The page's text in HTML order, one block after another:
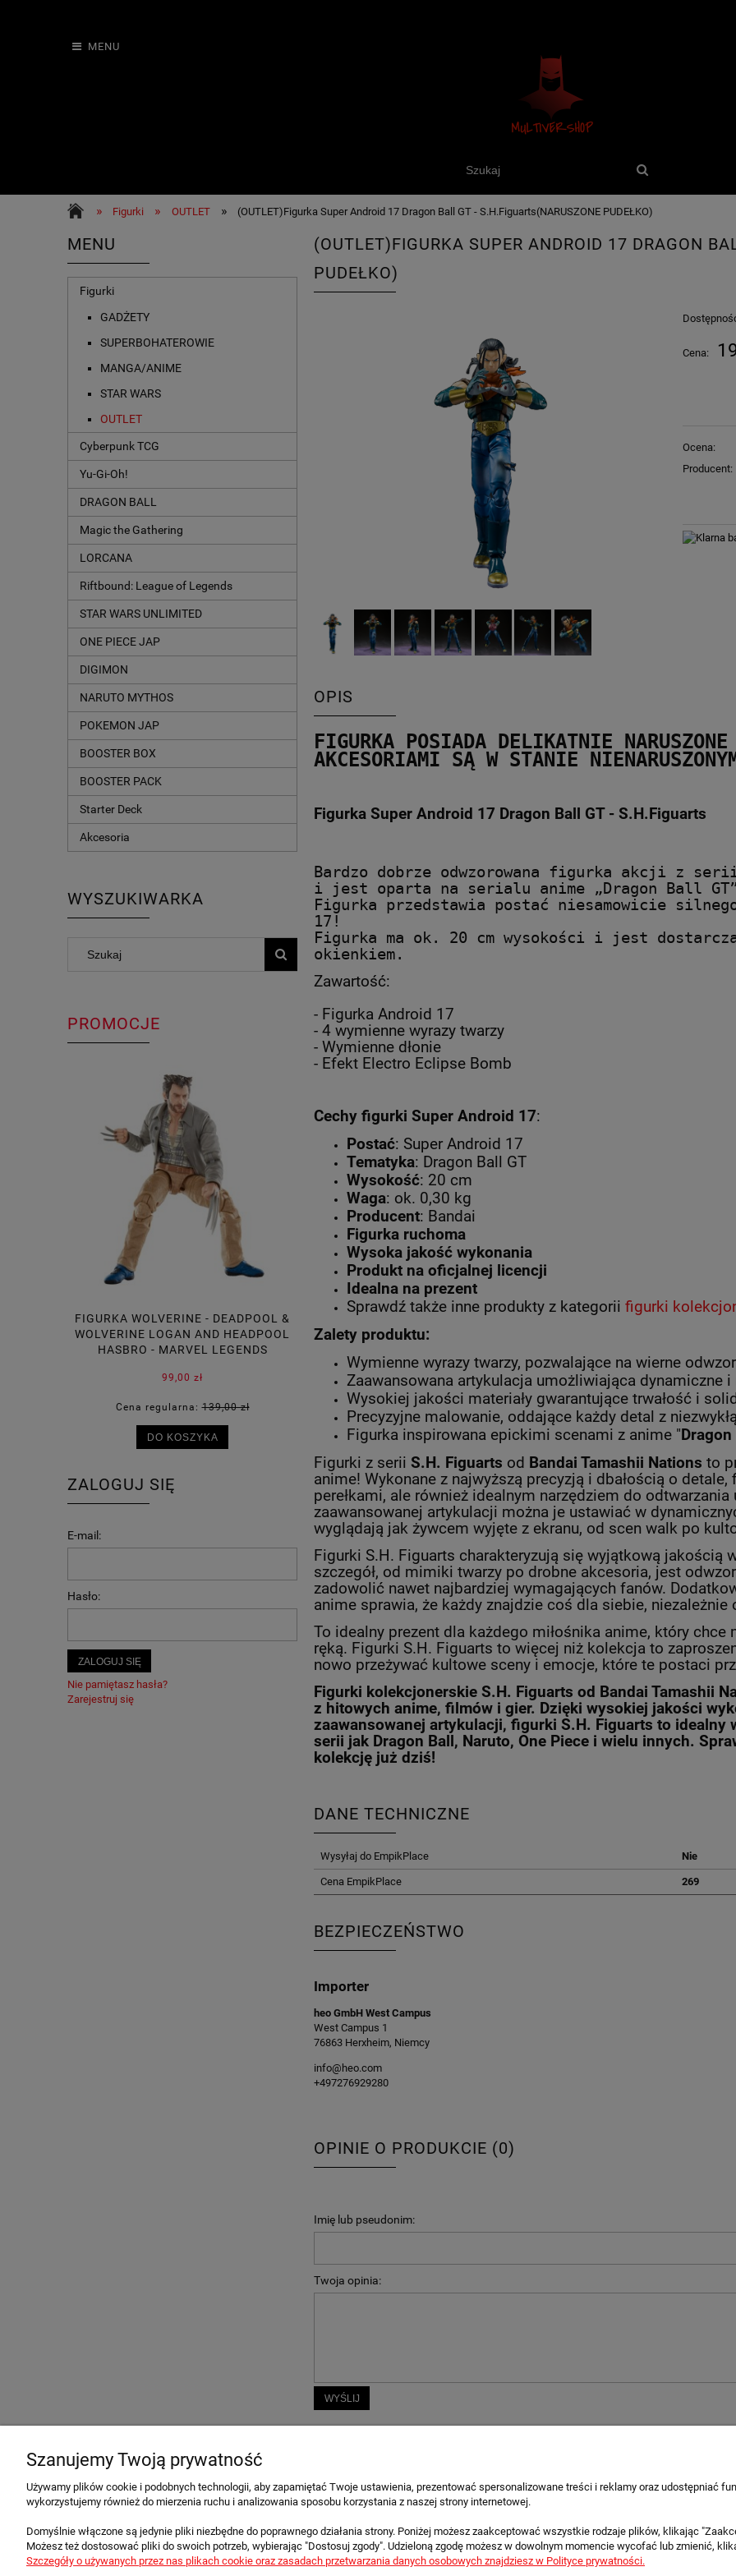
MENU
» Figurki » OUTLET » (OUTLET)Figurka Super Android 17 Dragon Ball GT - S.H.Figuarts(NARUSZONE PUDEŁKO)
MENU
Figurki
GADŻETY
SUPERBOHATEROWIE
MANGA/ANIME
STAR WARS
OUTLET
Cyberpunk TCG
Yu-Gi-Oh!
DRAGON BALL
Magic the Gathering
LORCANA
Riftbound: League of Legends
STAR WARS UNLIMITED
ONE PIECE JAP
DIGIMON
NARUTO MYTHOS
POKEMON JAP
BOOSTER BOX
BOOSTER PACK
Starter Deck
Akcesoria
WYSZUKIWARKA
PROMOCJE
FIGURKA WOLVERINE - DEADPOOL &
WOLVERINE LOGAN AND HEADPOOL
HASBRO - MARVEL LEGENDS
99,00 zł
Cena regularna:139,00 zł
DO KOSZYKA
FIGURKA GOKU BLACK SUPER SAIYAN
ROSE DRAGON BALL SUPER S.H.
159,00 zł
Cena regularna: 189,00 zł
DO KOSZYKA
FIGURKA SUPER SAIYAN 4 GOKU
249,00 zł
Cena regularna:299,00 zł
DO KOSZYKA
ZALOGUJ SIĘ
E-mail:
Hasło:
ZALOGUJ SIĘ
Nie pamiętasz hasła?
Zarejestruj się
(OUTLET)FIGURKA SUPER ANDROID 17 DRAGON
PUDEŁKO)
Cena:
Ocena:
Producent:
OPIS
FIGURKA POSIADA DELIKATNIE
AKCESORIAMI SĄ W STANIE
Figurka Super Android 17 Dragon Ball GT - S.H.Figuarts
Bardzo dobrze odwzorowana figurka akcji z
i jest oparta na serialu anime „Dragon Ball
Figurka przedstawia postać niesamowicie
17!
Figurka ma ok. 20 cm wysokości i jest
okienkiem.
Zawartość:
- Figurka Android 17
- 4 wymienne wyrazy twarzy
- Wymienne dłonie
- Efekt Electro Eclipse Bomb
Cechy figurki Super Android 17:
Postać: Super Android 17
Tematyka: Dragon Ball GT
Wysokość: 20 cm
Waga: ok. 0,30 kg
Producent: Bandai
Figurka ruchoma
Wysoka jakość wykonania
Produkt na oficjalnej licencji
Idealna na prezent
Sprawdź także inne produkty z kategorii figurki
Zalety produktu:
Wymienne wyrazy twarzy, pozwalające na wierne
Zaawansowana artykulacja umożliwiająca dynamiczne
Wysokiej jakości materiały gwarantujące trwałość i
Precyzyjne malowanie, oddające każdy detal z
Figurka inspirowana epickimi scenami z anime "Dragon
Figurki z serii S.H. Figuarts od Bandai Tamashii Nations to
anime! Wykonane z najwyższą precyzją i dbałością o
perełkami, ale również idealnym narzędziem do
zaawansowanej artykulacji można je ustawiać w
wyglądają jak żywcem wyjęte z ekranu, od scen walk po
Figurki S.H. Figuarts charakteryzują się wyjątkową jakością
szczegół, od mimiki twarzy po drobne akcesoria, jest
zadowolić nawet najbardziej wymagających fanów.
anime sprawia, że każdy znajdzie coś dla siebie, niezależnie
To idealny prezent dla każdego miłośnika anime, który
ręką. Figurki S.H. Figuarts to więcej niż kolekcja to
nowo przeżywać kultowe sceny i emocje, które te postaci
Figurki kolekcjonerskie S.H. Figuarts od Bandai Tamashii
z hitowych anime, filmów i gier. Dzięki wysokiej jakości
zaawansowanej artykulacji, figurki S.H. Figuarts to
serii jak Dragon Ball, Naruto, One Piece i wielu innych.
kolekcję już dziś!
DANE TECHNICZNE
Wysyłaj do EmpikPlace Nie
Cena EmpikPlace 269
BEZPIECZEŃSTWO
Importer
heo GmbH West Campus
West Campus 1
76863 Herxheim, Niemcy
info@heo.com
+497276929280
OPINIE O PRODUKCIE (0)
Imię lub pseudonim:
Twoja opinia:
WYŚLIJ
O FIRMIE
Blog
Odkryj więcej
Bezpieczeństwo i Zaufanie
OBSŁUGA KLIENTA
Najczęściej Zadawane Pytania (FAQ)
Program Lojalnościowy
Płatności Klarna – zapłać później
POMOC
Polityka prywatności
Szanujemy Twoją prywatność
Używamy plików cookie i podobnych technologii, aby zapamiętać Twoje ustawienia, prezentować spersonalizowane treści i reklamy oraz udostępniać
wykorzystujemy również do mierzenia ruchu i analizowania sposobu korzystania z naszej strony internetowej.
Domyślnie włączone są jedynie pliki niezbędne do poprawnego działania strony. Poniżej możesz zaakceptować wszystkie rodzaje plików, klikając
Możesz też dostosować pliki do swoich potrzeb, wybierając "Dostosuj zgody". Udzieloną zgodę możesz w dowolnym momencie wycofać lub zmienić,
Szczegóły o używanych przez nas plikach cookie oraz zasadach przetwarzania danych osobowych znajdziesz w Polityce prywatności.